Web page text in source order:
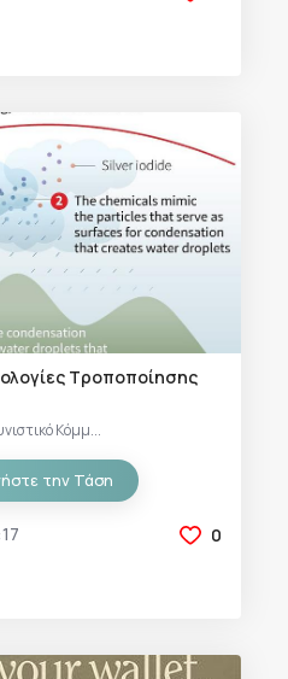
Τροποποίησης
Κόμμ...
την Τάση
0